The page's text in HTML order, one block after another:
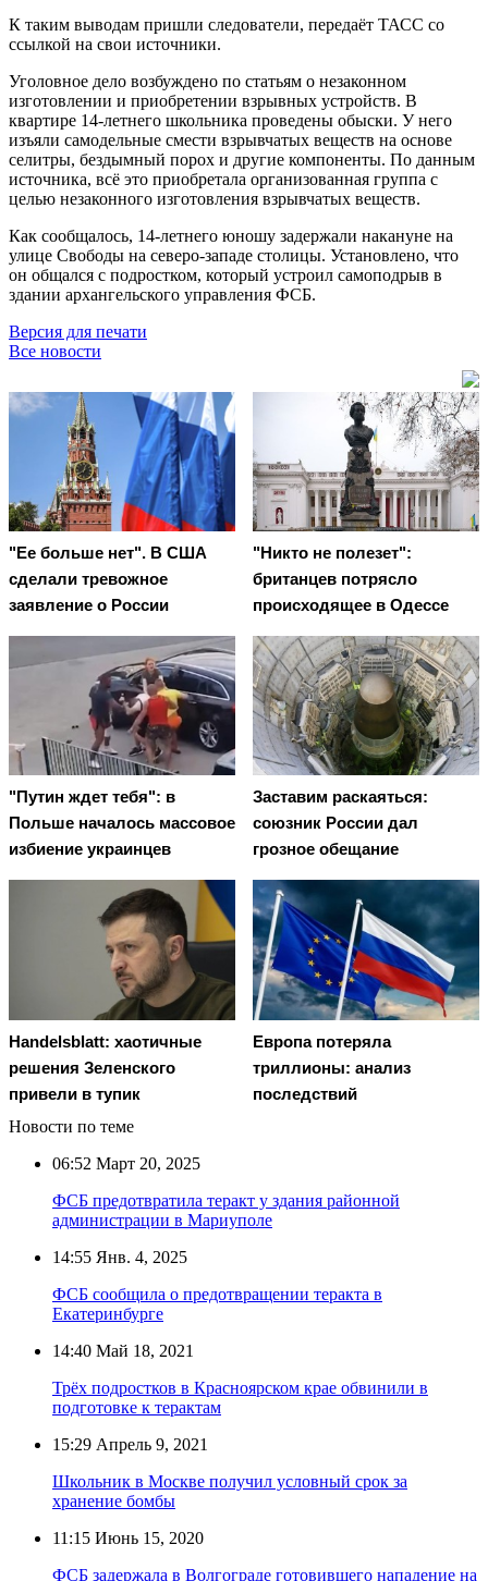
К таким выводам пришли следователи, передаёт ТАСС со
ссылкой на свои источники.
Уголовное дело возбуждено по статьям о незаконном
изготовлении и приобретении взрывных устройств. В
квартире 14-летнего школьника проведены обыски. У него
изъяли самодельные смести взрывчатых веществ на основе
селитры, бездымный порох и другие компоненты. По данным
источника, всё это приобретала организованная группа с
целью незаконного изготовления взрывчатых веществ.
Как сообщалось, 14-летнего юношу задержали накануне на
улице Свободы на северо-западе столицы. Установлено, что
он общался с подростком, который устроил самоподрыв в
здании архангельского управления ФСБ.
Версия для печати
Все новости
"Ее больше нет". В США
сделали тревожное
заявление о России
"Никто не полезет":
британцев потрясло
происходящее в Одессе
"Путин ждет тебя": в
Польше началось массовое
избиение украинцев
Заставим раскаяться:
союзник России дал
грозное обещание
Handelsblatt: хаотичные
решения Зеленского
привели в тупик
Европа потеряла
триллионы: анализ
последствий
Новости по теме
06:52 Март 20, 2025
ФСБ предотвратила теракт у здания районной
администрации в Мариуполе
14:55 Янв. 4, 2025
ФСБ сообщила о предотвращении теракта в
Екатеринбурге
14:40 Май 18, 2021
Трёх подростков в Красноярском крае обвинили в
подготовке к терактам
15:29 Апрель 9, 2021
Школьник в Москве получил условный срок за
хранение бомбы
11:15 Июнь 15, 2020
ФСБ задержала в Волгограде готовившего нападение на